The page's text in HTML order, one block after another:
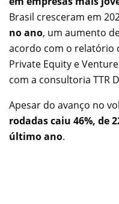
Brasil cresceram em
no ano, um aumento
acordo com o relatório
Private Equity e
com a consultoria TTR
Apesar do avanço no
rodadas caiu 46%, de
último ano.